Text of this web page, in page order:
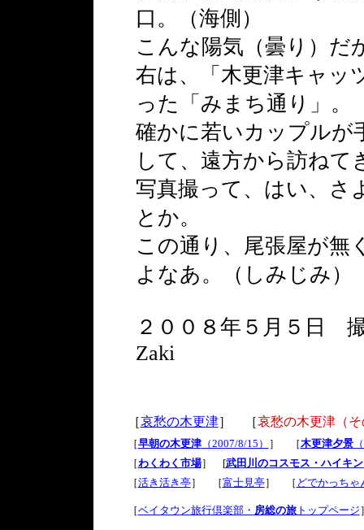
口。（海側）
こんな陽気（曇り）だ
右は、「木更津キャッ
った「みまち通り」。
確かに若いカップルが
して、遠方から訪ね
写真撮って、はい、さ
とか。
この通り、尾張屋が無
よなあ。（しみじみ）
２００８年５月５日
Zaki
［哀愁の木更津］ ［哀愁の木更津（
［早朝の木更津（2007/8/15） ］ ［木更津夕景
［わくわく市場］ [武田川のコスモス・ハイキ
［活き活き亭］ ［富士見亭］ ［ どでかっちゃ
［ベイタウン旅行倶楽部・ 房総の旅トップページ